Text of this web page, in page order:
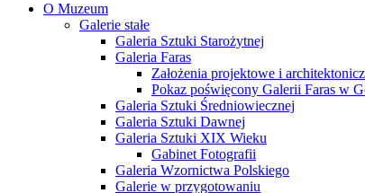
O Muzeum
Galerie stałe
Galeria Sztuki Starożytnej
Galeria Faras
Założenia projektowe i
Pokaz poświęcony Galerii Faras w
Galeria Sztuki Średniowiecznej
Galeria Sztuki Dawnej
Galeria Sztuki XIX Wieku
Gabinet Fotografii
Galeria Wzornictwa Polskiego
Galerie w przygotowaniu